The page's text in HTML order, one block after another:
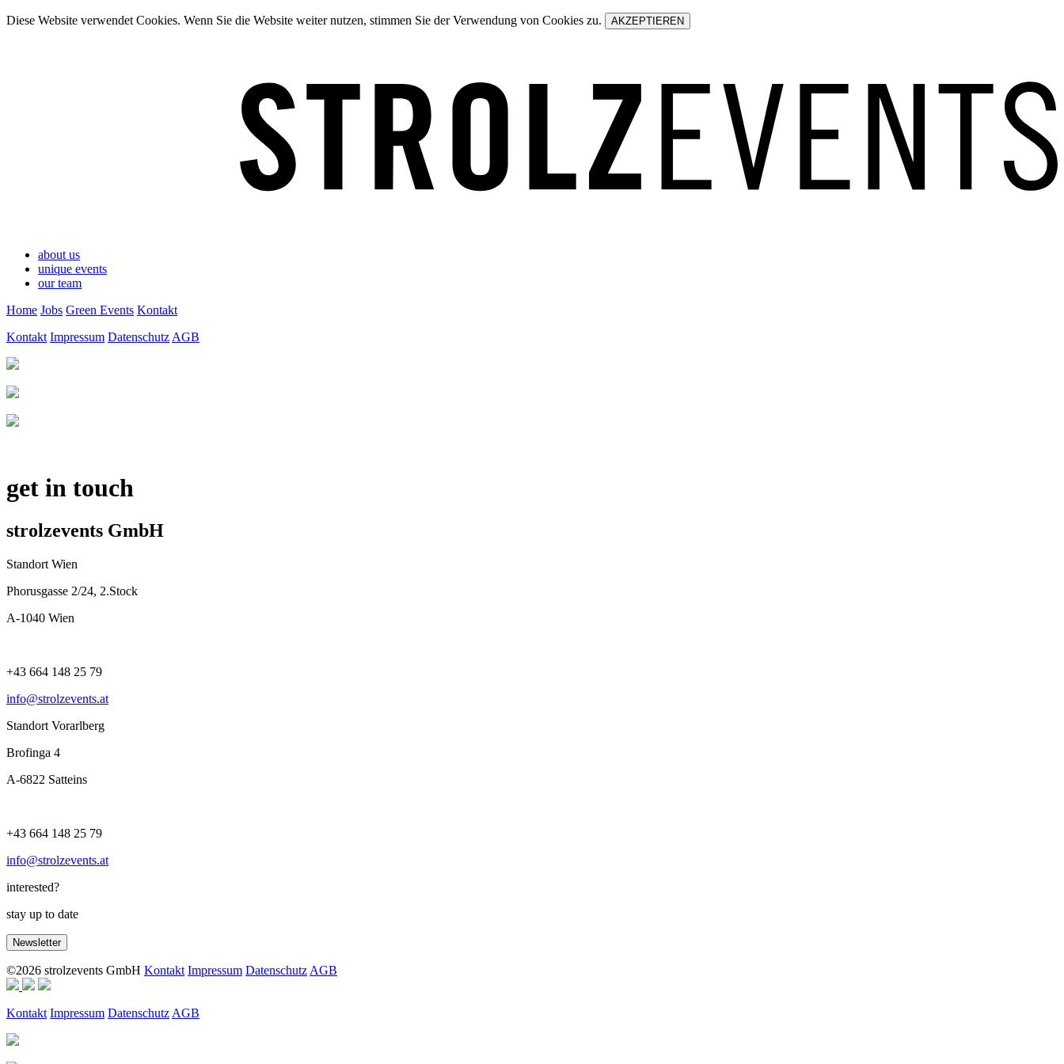
Diese Website verwendet Cookies. Wenn Sie die Website weiter nutzen, stimmen Sie der Verwendung von Cookies zu. AKZEPTIEREN
about us
unique events
our team
Home Jobs Green Events Kontakt
Kontakt Impressum Datenschutz AGB
get in touch
strolzevents GmbH
Standort Wien
Phorusgasse 2/24, 2.Stock
A-1040 Wien
+43 664 148 25 79
info@strolzevents.at
Standort Vorarlberg
Brofinga 4
A-6822 Satteins
+43 664 148 25 79
info@strolzevents.at
interested?
stay up to date
Newsletter
©2026 strolzevents GmbH Kontakt Impressum Datenschutz AGB
Kontakt Impressum Datenschutz AGB